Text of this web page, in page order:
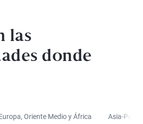
las
donde
Oriente Medio y África Asia-